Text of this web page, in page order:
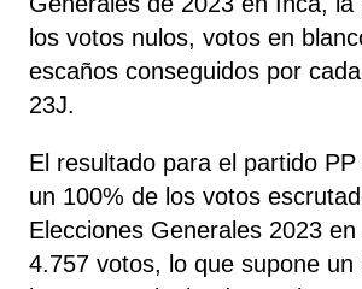
los votos nulos, votos en
escaños conseguidos por
23J.
El resultado para el partido
un 100% de los votos
Elecciones Generales 2023
4.757 votos, lo que supone un